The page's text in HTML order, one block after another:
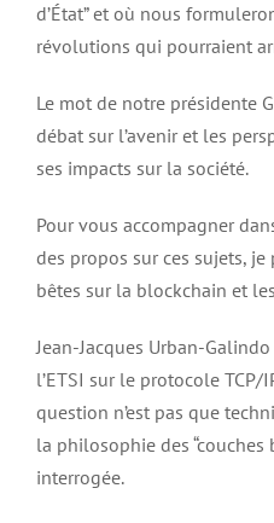
d’État” et où nous
révolutions qui pourraient
Le mot de notre présidente
débat sur l’avenir et les
ses impacts sur la société.
Pour vous accompagner
des propos sur ces sujets,
bêtes sur la blockchain et
Jean-Jacques Urban-
l’ETSI sur le protocole TCP/
question n’est pas que
la philosophie des “couches
interrogée.